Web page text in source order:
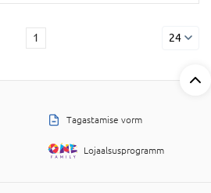
1 24
Tagastamise vorm
Lojaalsusprogramm